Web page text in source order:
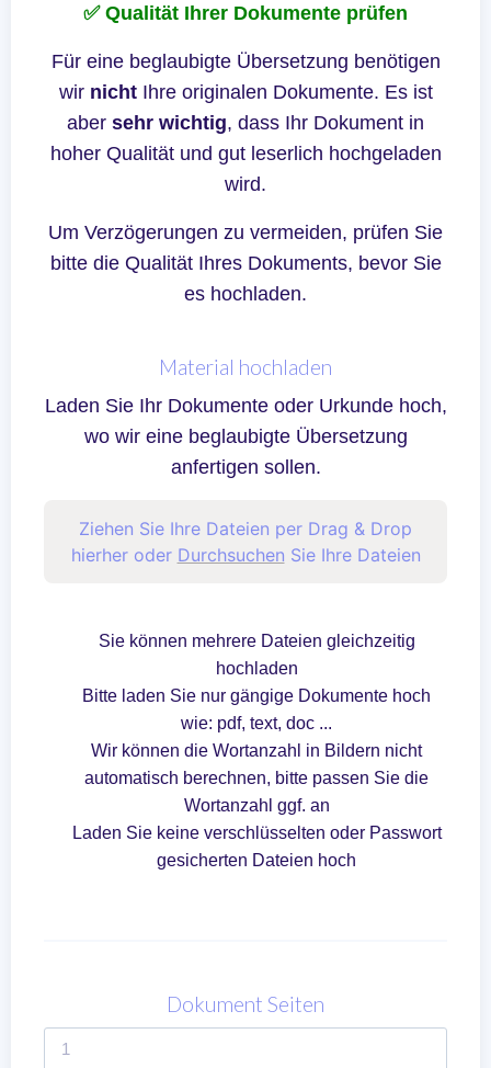
✅ Qualität Ihrer Dokumente prüfen
Für eine beglaubigte Übersetzung benötigen
wir nichtIhre originalen Dokumente. Es ist
aber sehr wichtig, dass Ihr Dokument in
hoher Qualität und gut leserlich hochgeladen
wird.
Um Verzögerungen zu vermeiden, prüfen Sie
bitte die Qualität Ihres Dokuments, bevor Sie
es hochladen.
Material hochladen
Laden Sie Ihr Dokumente oder Urkunde hoch,
wo wir eine beglaubigte Übersetzung
anfertigen sollen.
Ziehen Sie Ihre Dateien per Drag & Drop
hierher oder Durchsuchen Sie Ihre Dateien
Sie können mehrere Dateien gleichzeitig
hochladen
Bitte laden Sie nur gängige Dokumente hoch
wie: pdf, text, doc ...
Wir können die Wortanzahl in Bildern nicht
automatisch berechnen, bitte passen Sie die
Wortanzahl ggf. an
Laden Sie keine verschlüsselten oder Passwort
gesicherten Dateien hoch
Dokument Seiten